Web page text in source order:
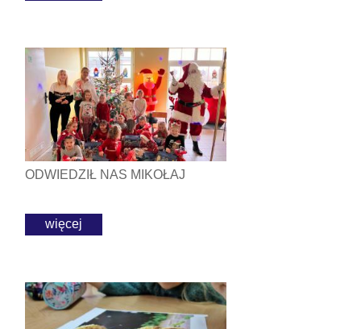
ODWIEDZIŁ NAS MIKOŁAJ
więcej